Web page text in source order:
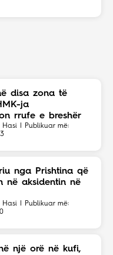
disa zona të
ja
rrufe e breshër
Hasi | Publikuar më:
nga Prishtina që
në aksidentin në
Hasi | Publikuar më:
një orë në kufi,